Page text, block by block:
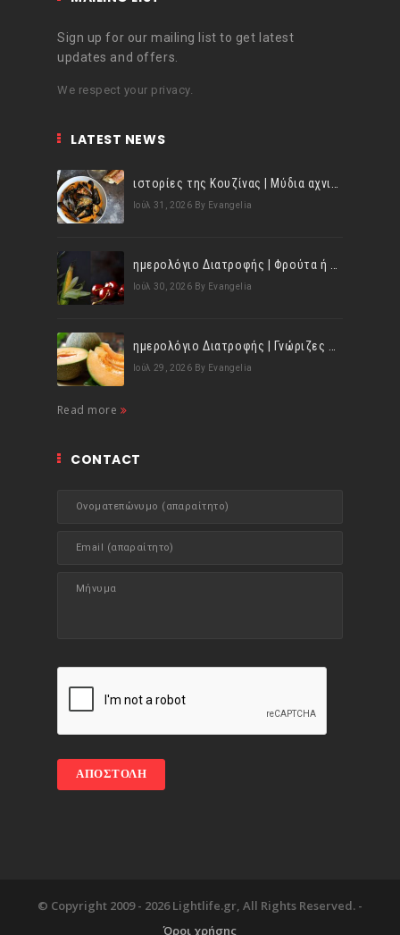
Sign up for our mailing list to get latest
updates and offers.
We respect your privacy.
LATEST NEWS
Ιούλ 31, 2026 By Evangelia
Ιούλ 30, 2026 By Evangelia
Ιούλ 29, 2026 By Evangelia
Read more
CONTACT
© Copyright 2009 - 2026 Lightlife.gr, All Rights Reserved. -
Όροι χρήσης